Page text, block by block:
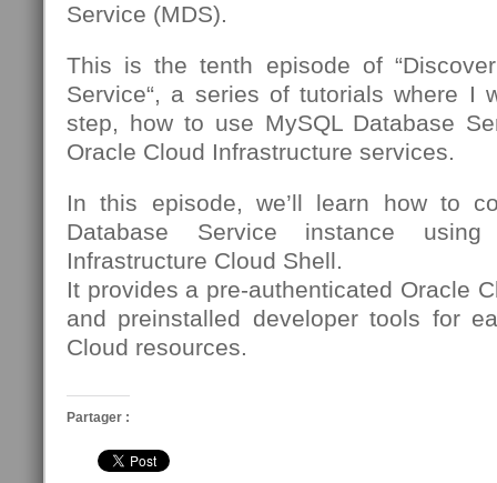
Service (MDS).
This is the tenth episode of
Service“, a series of tutorials where I
step, how to use MySQL Database
Oracle Cloud Infrastructure services.
In this episode, we’ll learn how to
Database Service instance
Infrastructure Cloud Shell.
It provides a pre-authenticated Oracle
and preinstalled developer tools for
Cloud resources.
Partager :